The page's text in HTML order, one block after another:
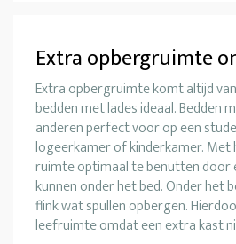
Extra opbergruimte
Extra opbergruimte komt altijd
bedden met lades ideaal. Bedden
anderen perfect voor op een
logeerkamer of kinderkamer. Met
ruimte optimaal te benutten door
kunnen onder het bed. Onder het
flink wat spullen opbergen.
leefruimte omdat een extra kast